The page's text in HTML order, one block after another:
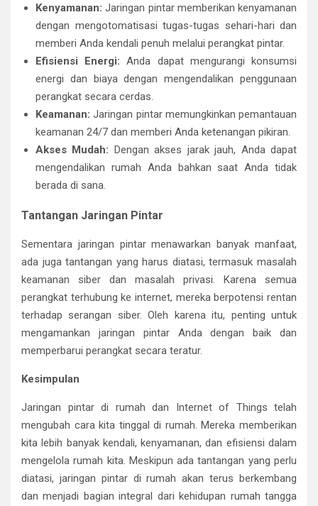
Kenyamanan: Jaringan pintar memberikan kenyamanan
dengan mengotomatisasi tugas-tugas sehari-hari dan
memberi Anda kendali penuh melalui perangkat pintar.
Efisiensi Energi: Anda dapat mengurangi konsumsi
energi dan biaya dengan mengendalikan penggunaan
perangkat secara cerdas.
Keamanan: Jaringan pintar memungkinkan pemantauan
keamanan 24/7 dan memberi Anda ketenangan pikiran.
Akses Mudah: Dengan akses jarak jauh, Anda dapat
mengendalikan rumah Anda bahkan saat Anda tidak
berada di sana.
Tantangan Jaringan Pintar
Sementara jaringan pintar menawarkan banyak manfaat,
ada juga tantangan yang harus diatasi, termasuk masalah
keamanan siber dan masalah privasi. Karena semua
perangkat terhubung ke internet, mereka berpotensi rentan
terhadap serangan siber. Oleh karena itu, penting untuk
mengamankan jaringan pintar Anda dengan baik dan
memperbarui perangkat secara teratur.
Kesimpulan
Jaringan pintar di rumah dan Internet of Things telah
mengubah cara kita tinggal di rumah. Mereka memberikan
kita lebih banyak kendali, kenyamanan, dan efisiensi dalam
mengelola rumah kita. Meskipun ada tantangan yang perlu
diatasi, jaringan pintar di rumah akan terus berkembang
dan menjadi bagian integral dari kehidupan rumah tangga